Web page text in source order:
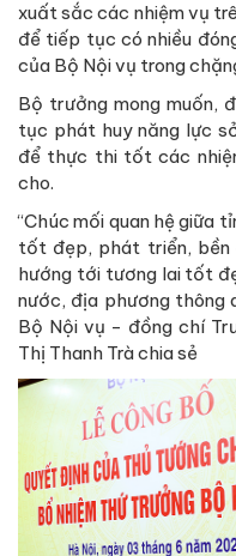
xuất sắc các nhiệm vụ
để tiếp tục có nhiều
của Bộ Nội vụ trong
Bộ trưởng mong muốn,
tục phát huy năng lực
để thực thi tốt các
cho.
“Chúc mối quan hệ giữa
tốt đẹp, phát triển, bền
hướng tới tương lai tốt
nước, địa phương thông
Bộ Nội vụ - đồng chí
Thị Thanh Trà chia sẻ